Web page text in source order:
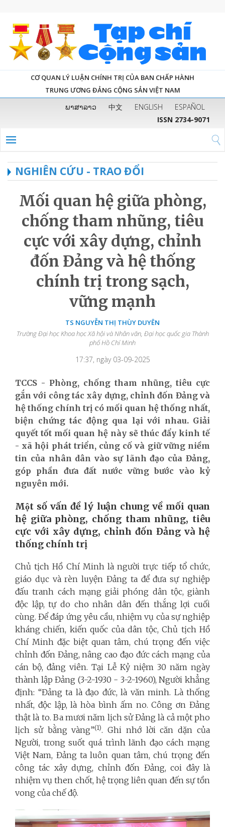
CƠ QUAN LÝ LUẬN CHÍNH TRỊ CỦA BAN CHẤP HÀNH
TRUNG ƯƠNG ĐẢNG CỘNG SẢN VIỆT NAM
ພາສາລາວ 中文 ENGLISH
ESPAÑOL
ISSN 2734-9071
NGHIÊN CỨU - TRAO ĐỔI
Mối quan hệ giữa phòng,
chống tham nhũng, tiêu
cực với xây dựng, chỉnh
đốn Đảng và hệ thống
chính trị trong sạch,
vững mạnh
TS NGUYỄN THỊ THÙY DUYÊN
Trường Đại học Khoa học Xã hội và Nhân văn, Đại học quốc gia Thành
phố Hồ Chí Minh
17:37, ngày 03-09-2025
TCCS - Phòng, chống tham nhũng, tiêu cực
gắn với công tác xây dựng, chỉnh đốn Đảng và
hệ thống chính trị có mối quan hệ thống nhất,
biện chứng tác động qua lại với nhau. Giải
quyết tốt mối quan hệ này sẽ thúc đẩy kinh tế
- xã hội phát triển, củng cố và giữ vững niềm
tin của nhân dân vào sự lãnh đạo của Đảng,
góp phần đưa đất nước vững bước vào kỷ
nguyên mới.
Một số vấn đề lý luận chung về mối quan
hệ giữa phòng, chống tham nhũng, tiêu
cực với xây dựng, chỉnh đốn Đảng và hệ
thống chính trị
Chủ tịch Hồ Chí Minh là người trực tiếp tổ chức,
giáo dục và rèn luyện Đảng ta để đưa sự nghiệp
đấu tranh cách mạng giải phóng dân tộc, giành
độc lập, tự do cho nhân dân đến thắng lợi cuối
cùng. Để đáp ứng yêu cầu, nhiệm vụ của sự nghiệp
kháng chiến, kiến quốc của dân tộc, Chủ tịch Hồ
Chí Minh đặc biệt quan tâm, chú trọng đến việc
chỉnh đốn Đảng, nâng cao đạo đức cách mạng của
cán bộ, đảng viên. Tại Lễ Kỷ niệm 30 năm ngày
thành lập Đảng (3-2-1930 - 3-2-1960), Người khẳng
định: “Đảng ta là đạo đức, là văn minh. Là thống
nhất, độc lập, là hòa bình ấm no. Công ơn Đảng
thật là to. Ba mươi năm lịch sử Đảng là cả một pho
lịch sử bằng vàng”(1). Ghi nhớ lời căn dặn của
Người, trong suốt quá trình lãnh đạo cách mạng
Việt Nam, Đảng ta luôn quan tâm, chú trọng đến
công tác xây dựng, chỉnh đốn Đảng, coi đây là
nhiệm vụ then chốt, hệ trọng liên quan đến sự tồn
vong của chế độ.